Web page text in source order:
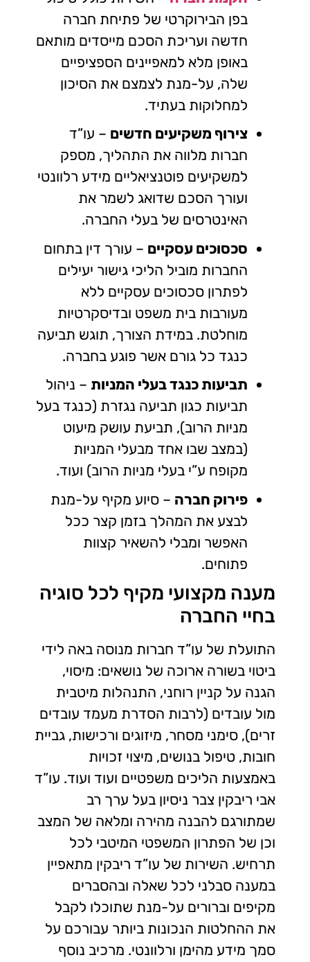
בפן הבירוקרטי של פתיחת חברה
חדשה ועריכת הסכם מייסדים מותאם
באופן מלא למאפיינים הספציפיים
שלה, על-מנת לצמצם את הסיכון
למחלוקות בעתיד.
צירוף משקיעים חדשים – עו”ד
חברות מלווה את התהליך, מספק
למשקיעים פוטנציאליים מידע רלוונטי
ועורך הסכם שדואג לשמר את
האינטרסים של בעלי החברה.
סכסוכים עסקיים – עורך דין בתחום
החברות מוביל הליכי גישור יעילים
לפתרון סכסוכים עסקיים ללא
מעורבות בית משפט ובדיסקרטיות
מוחלטת. במידת הצורך, תוגש תביעה
כנגד כל גורם אשר פוגע בחברה.
תביעות כנגד בעלי המניות – ניהול
תביעות כגון תביעה נגזרת (כנגד בעל
מניות הרוב), תביעת עושק מיעוט
(במצב שבו אחד מבעלי המניות
מקופח ע”י בעלי מניות הרוב) ועוד.
פירוק חברה – סיוע מקיף על-מנת
לבצע את המהלך בזמן קצר ככל
האפשר ומבלי להשאיר קצוות
פתוחים.
מענה מקצועי מקיף לכל סוגיה
בחיי החברה
התועלת של עו”ד חברות מנוסה באה לידי
ביטוי בשורה ארוכה של נושאים: מיסוי,
הגנה על קניין רוחני, התנהלות מיטבית
מול עובדים (לרבות הסדרת מעמד עובדים
זרים), סימני מסחר, מיזוגים ורכישות, גביית
חובות, טיפול בנושים, מיצוי זכויות
באמצעות הליכים משפטיים ועוד ועוד. עו”ד
אבי ריבקין צבר ניסיון בעל ערך רב
שמתורגם להבנה מהירה ומלאה של המצב
וכן של הפתרון המשפטי המיטבי לכל
תרחיש. השירות של עו”ד ריבקין מתאפיין
במענה סבלני לכל שאלה ובהסברים
מקיפים וברורים על-מנת שתוכלו לקבל
את ההחלטות הנכונות ביותר עבורכם על
סמך מידע מהימן ורלוונטי. מרכיב נוסף